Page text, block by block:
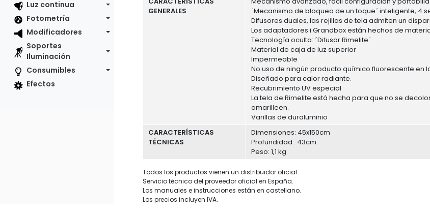
Luz continua
Fotometría
Modificadores
Soportes
Iluminación
Consumibles
Efectos
GENERALES
´Mecanismo de bloqueo de un toque´ inteligente, 4
Difusores duales, las rejillas de tela admiten un
Los adaptadores i.Grandbox están hechos de
Tecnología oculta: ´Difusor Rimelite´
Material de caja de luz superior
Impermeable
No uso de ningún producto químico fluorescente en
Diseñado para calor radiante.
Recubrimiento UV especial
La tela de Rimelite está hecha para que no se
amarilleen.
Varillas de duraluminio
CARACTERÍSTICAS
TÉCNICAS
Dimensiones: 45x150cm
Profundidad : 43cm
Peso: 1,1 kg
Todos los productos vienen un distribuidor oficial
Servicio técnico del proveedor oficial en España.
Los manuales e instrucciones están en castellano.
Los precios incluyen IVA.